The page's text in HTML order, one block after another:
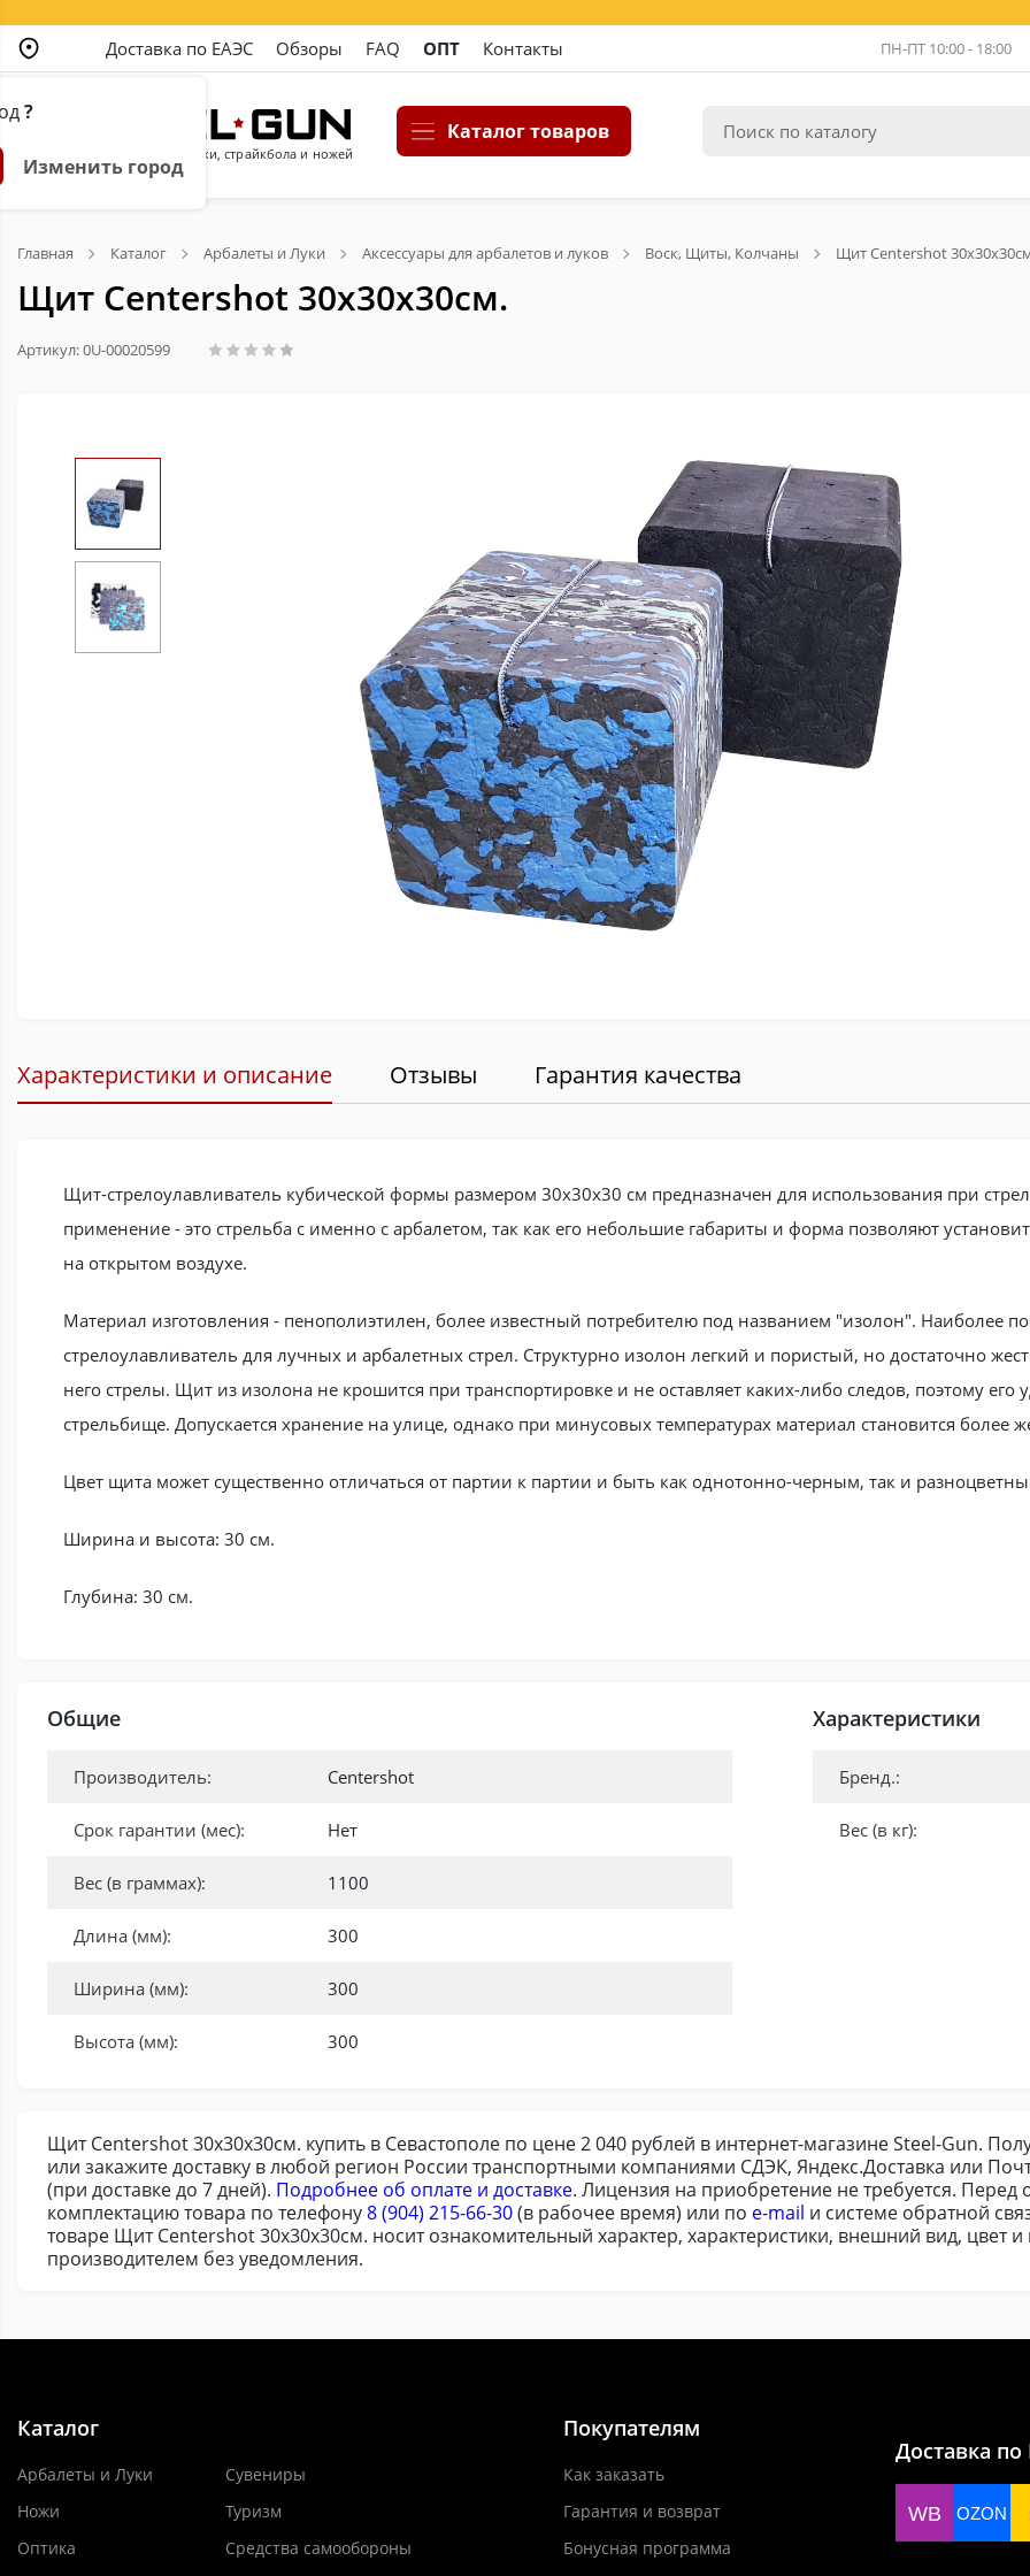
?
Изменить город
Доставка по ЕАЭС Обзоры FAQ ОПТ Контакты ПН-ПТ 10:00 - 18:00
Магазин пневматики, страйкбола и ножей
Каталог товаров
Главная Каталог Арбалеты и Луки Аксессуары для арбалетов и луков Воск, Щиты, Колчаны Щит Centershot
Щит Centershot 30х30х30см.
Артикул: 0U-00020599
Характеристики и описание Отзывы Гарантия качества
Щит-стрелоулавливатель кубической формы размером 30х30х30 см предназначен для использования при
применение - это стрельба с именно с арбалетом, так как его небольшие габариты и форма позволяют
на открытом воздухе.
Материал изготовления - пенополиэтилен, более известный потребителю под названием "изолон". Наиболее
стрелоулавливатель для лучных и арбалетных стрел. Структурно изолон легкий и пористый, но достаточно
него стрелы. Щит из изолона не крошится при транспортировке и не оставляет каких-либо следов, поэтому
стрельбище. Допускается хранение на улице, однако при минусовых температурах материал становится более
Цвет щита может существенно отличаться от партии к партии и быть как однотонно-черным, так и
Ширина и высота: 30 см.
Глубина: 30 см.
Общие
Производитель: Centershot
Срок гарантии (мес): Нет
Вес (в граммах): 1100
Длина (мм): 300
Ширина (мм): 300
Высота (мм): 300
Характеристики
Бренд.:
Вес (в кг):
Щит Centershot 30х30х30см. купить в Севастополе по цене 2 040 рублей в интернет-магазине Steel-Gun.
или закажите доставку в любой регион России транспортными компаниями СДЭК, Яндекс.Доставка или
(при доставке до 7 дней). Подробнее об оплате и доставке. Лицензия на приобретение не требуется.
комплектацию товара по телефону8 (904) 215-66-30(в рабочее время) или по e-mail и системе обратной
товаре Щит Centershot 30х30х30см. носит ознакомительный характер, характеристики, внешний вид, цвет
производителем без уведомления.
Каталог
Арбалеты и Луки
Ножи
Оптика
Сувениры
Туризм
Средства самообороны
Покупателям
Как заказать
Гарантия и возврат
Бонусная программа
Доставка по
WB OZON